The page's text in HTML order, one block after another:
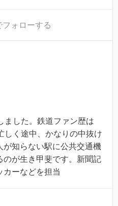
フォローする
ました。鉄道ファン歴は
しく途中、かなりの中抜け
が知らない駅に公共交通機
のが生き甲斐です。新聞記
カーなどを担当